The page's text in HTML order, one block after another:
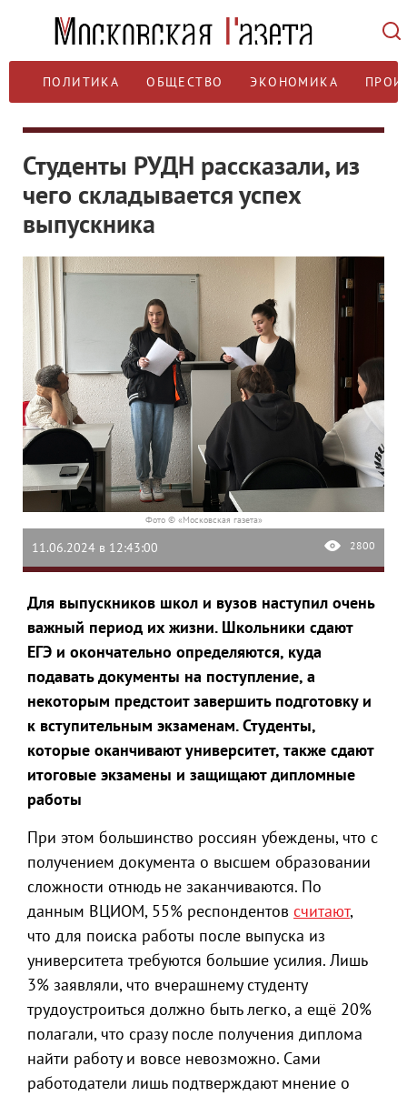
ПОЛИТИКА ОБЩЕСТВО ЭКОНОМИКА
Студенты РУДН рассказали, из
чего складывается успех
выпускника
Фото © «Московская газета»
11.06.2024 в 12:43:00 2800
Для выпускников школ и вузов наступил очень
важный период их жизни. Школьники сдают
ЕГЭ и окончательно определяются, куда
подавать документы на поступление, а
некоторым предстоит завершить подготовку и
к вступительным экзаменам. Студенты,
которые оканчивают университет, также сдают
итоговые экзамены и защищают дипломные
работы
При этом большинство россиян убеждены, что с
получением документа о высшем образовании
сложности отнюдь не заканчиваются. По
данным ВЦИОМ, 55% респондентов считают,
что для поиска работы после выпуска из
университета требуются большие усилия. Лишь
3% заявляли, что вчерашнему студенту
трудоустроиться должно быть легко, а ещё 20%
полагали, что сразу после получения диплома
найти работу и вовсе невозможно. Сами
работодатели лишь подтверждают мнение о